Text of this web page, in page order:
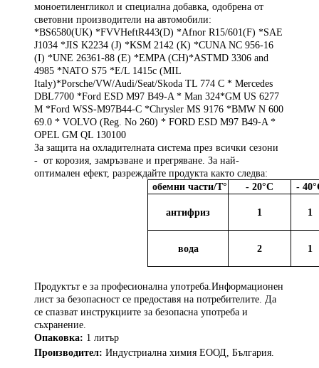
моноетиленгликол и специална добавка, одобрена от
световни производители на автомобили:
*BS6580(UK) *FVVHeftR443(D) *Afnor R15/601(F) *SAE
J1034 *JIS K2234 (J) *KSM 2142 (K) *CUNA NC 956-16
(I) *UNE 26361-88 (E) *EMPA (CH)*ASTMD 3306 and
4985 *NATO S75 *E/L 1415c (MIL
Italy)*Porsche/VW/Audi/Seat/Skoda TL 774 C * Mercedes
DBL7700 *Ford ESD M97 B49-A * Man 324*GM US 6277
M *Ford WSS-M97B44-C *Chrysler MS 9176 *BMW N 600
69.0 * VOLVO (Reg. No 260) * FORD ESD M97 B49-A *
OPEL GM QL 130100
За защита на охладителната система през всички сезони
- от корозия, замръзване и прегряване. За най-
оптимален ефект, разреждайте продукта както следва:
обемни части/Т° -20°С -40°
антифриз 1 1
вода 2 1
Продуктът е за професионална употреба.Информационен
лист за безопасност се предоставя на потребителите. Да
се спазват инструкциите за безопасна употреба и
съхранение.
Опаковка: 1 литър
Производител: Индустриална химия ЕООД, България.